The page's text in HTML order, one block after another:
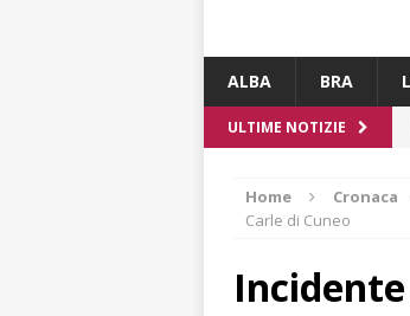
ALBA BRA
ULTIME NOTIZIE
Home Cronaca
Carle di Cuneo